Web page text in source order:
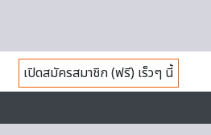
เปิดสมัครสมาชิก (ฟรี) เร็วๆ นี้